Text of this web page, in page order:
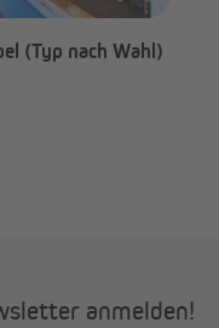
(Typ nach Wahl)
anmelden!